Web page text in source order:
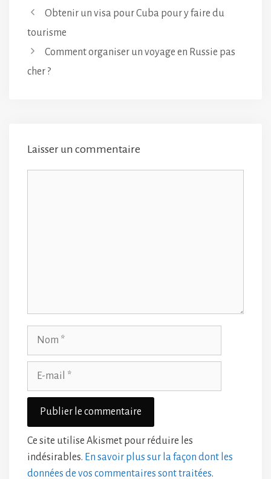
Obtenir un visa pour Cuba pour y faire du
tourisme
Comment organiser un voyage en Russie pas
cher ?
Laisser un commentaire
Ce site utilise Akismet pour réduire les
indésirables. En savoir plus sur la façon dont les
données de vos commentaires sont traitées.